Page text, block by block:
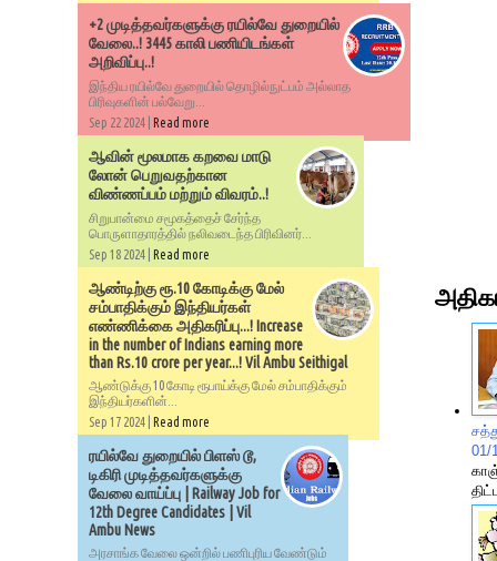
01/
+2 முடித்தவர்களுக்கு ரயில்வே துறையில்
வேலை..! 3445 காலி பணியிடங்கள்
அறிவிப்பு..!
இந்திய ரயில்வே துறையில் தொழில்நுட்பம் அல்லாத
பிரிவுகளின் பல்வேறு...
Sep 22 2024 | Read more
ஆவின் மூலமாக கறவை மாடு
லோன் பெறுவதற்கான
விண்ணப்பம் மற்றும் விவரம்..!
சிறுபான்மை சமூகத்தைச் சேர்ந்த
பொருளாதாரத்தில் நலிவடைந்த பிரிவினர்...
Sep 18 2024 | Read more
ஆண்டிற்கு ரூ.10 கோடிக்கு மேல்
சம்பாதிக்கும் இந்தியர்கள்
எண்ணிக்கை அதிகரிப்பு...! Increase
in the number of Indians earning more
than Rs.10 crore per year...! Vil Ambu Seithigal
ஆண்டுக்கு 10 கோடி ரூபாய்க்கு மேல் சம்பாதிக்கும்
இந்தியர்களின்...
Sep 17 2024 | Read more
ரயில்வே துறையில் பிளஸ் டூ,
டிகிரி முடித்தவர்களுக்கு
வேலை வாய்ப்பு | Railway Job for
12th Degree Candidates | Vil
Ambu News
அரசாங்க வேலை ஒன்றில் பணிபுரிய வேண்டும்